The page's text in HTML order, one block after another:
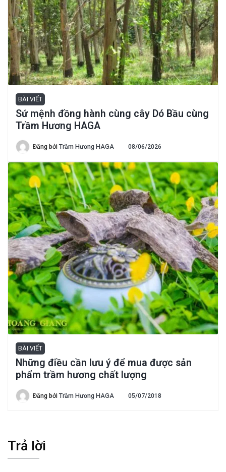
BÀI VIẾT
Sứ mệnh đồng hành cùng cây Dó Bầu cùng
Trầm Hương HAGA
Đăng bởi Trầm Hương HAGA 08/06/2026
BÀI VIẾT
Những điều cần lưu ý để mua được sản
phẩm trầm hương chất lượng
Đăng bởi Trầm Hương HAGA 05/07/2018
Trả lời